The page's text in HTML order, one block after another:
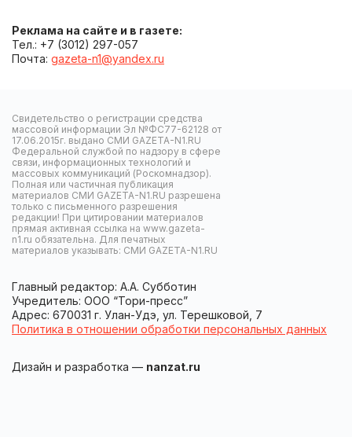
Реклама на сайте и в газете:
Тел.: +7 (3012) 297-057
Почта: gazeta-n1@yandex.ru
Свидетельство о регистрации средства
массовой информации Эл №ФС77-62128 от
17.06.2015г. выдано СМИ GAZETA-N1.RU
Федеральной службой по надзору в сфере
связи, информационных технологий и
массовых коммуникаций (Роскомнадзор).
Полная или частичная публикация
материалов СМИ GAZETA-N1.RU разрешена
только с письменного разрешения
редакции! При цитировании материалов
прямая активная ссылка на www.gazeta-
n1.ru обязательна. Для печатных
материалов указывать: СМИ GAZETA-N1.RU
Главный редактор: А.А. Субботин
Учредитель: ООО “Тори-пресс”
Адрес: 670031 г. Улан-Удэ, ул. Терешковой, 7
Политика в отношении обработки персональных данных
Дизайн и разработка — nanzat.ru